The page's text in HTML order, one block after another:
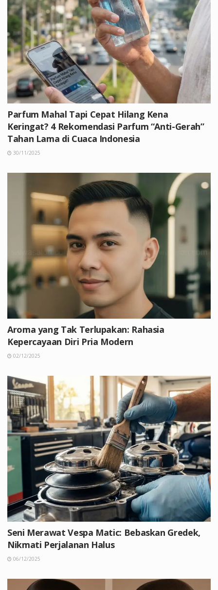
Parfum Mahal Tapi Cepat Hilang Kena
Keringat? 4 Rekomendasi Parfum “Anti-Gerah”
Tahan Lama di Cuaca Indonesia
30/11/2025
Aroma yang Tak Terlupakan: Rahasia
Kepercayaan Diri Pria Modern
02/12/2025
Seni Merawat Vespa Matic: Bebaskan Gredek,
Nikmati Perjalanan Halus
06/12/2025